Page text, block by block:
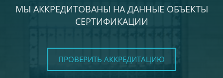
МЫ АККРЕДИТОВАНЫ НА ДАННЫЕ ОБЪЕКТЫ
СЕРТИФИКАЦИИ
ПРОВЕРИТЬ АККРЕДИТАЦИЮ